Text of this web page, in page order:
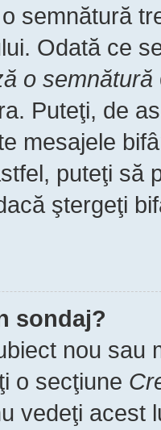
semnătură
Odată ce
o semnătură
Puteţi, de
mesajele
puteţi să
ştergeţi
sondaj?
nou sau
o secţiune
vedeţi acest